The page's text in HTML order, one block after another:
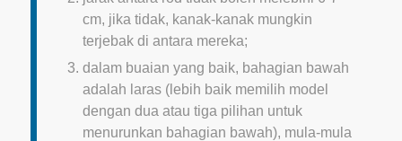
cm, jika tidak, kanak-kanak mungkin
terjebak di antara mereka;
dalam buaian yang baik, bahagian bawah
adalah laras (lebih baik memilih model
dengan dua atau tiga pilihan untuk
menurunkan bahagian bawah), mula-mula